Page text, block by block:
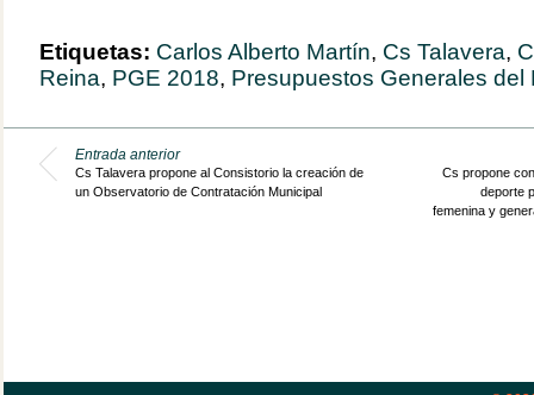
Etiquetas: Carlos Alberto Martín, Cs Talavera,
Reina, PGE 2018, Presupuestos Generales del
Entrada anterior
Cs Talavera propone al Consistorio la creación de
un Observatorio de Contratación Municipal
Cs propone
deporte
femenina y